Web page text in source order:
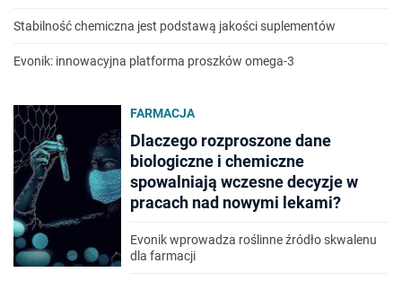
Stabilność chemiczna jest podstawą jakości suplementów
Evonik: innowacyjna platforma proszków omega-3
FARMACJA
Dlaczego rozproszone dane
biologiczne i chemiczne
spowalniają wczesne decyzje w
pracach nad nowymi lekami?
Evonik wprowadza roślinne źródło skwalenu
dla farmacji